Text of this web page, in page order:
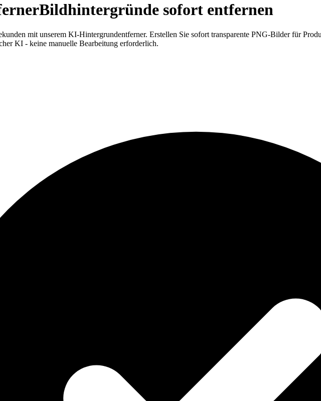
Bildhintergründe sofort entfernen
mit unserem KI-Hintergrundentferner. Erstellen Sie sofort transparente PNG-Bilder für
KI - keine manuelle Bearbeitung erforderlich.